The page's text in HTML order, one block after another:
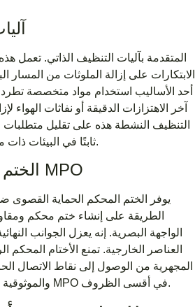
الابتكارات على إزالة الملوثات من
أحد الأساليب استخدام مواد متخصصة تطرد
آخر الاهتزازات الدقيقة أو نفاثات الهواء
التنظيف النشطة هذه على تقليل متطلبات
ثابتًا في البيئات ذات مستويات الجسيمات العالية.
الختم المحكم لمحولات MPO
يوفر الختم المحكم الحماية القصوى
الطريقة على إنشاء ختم محكم
الواجهة البصرية. إنه يعزل الجوانب
العناصر الخارجية. تمنع الأختام المحكم
المجهرية من الوصول إلى نقاط الاتصال
والموثوقية على المدى الطويل لمحول MPO في أقسى الظروف.